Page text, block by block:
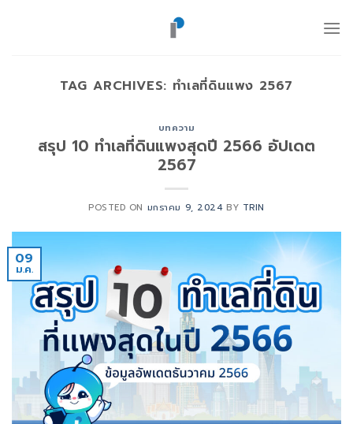
TAG ARCHIVES: ทำเลที่ดินแพง 2567
บทความ
สรุป 10 ทำเลที่ดินแพงสุดปี 2566 อัปเดต
2567
POSTED ON มกราคม 9, 2024 BY TRIN
09
ม.ค.